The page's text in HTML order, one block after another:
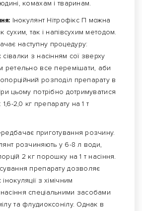
комахам і тваринам.
Інокулянт Нітрофікс П можна
сухим, так і напівсухим методом.
наступну процедуру:
з насінням сої зверху
ретельно все перемішати, аби
розподіл препарату в
цьому потрібно дотримуватися
2,0 кг препарату на 1 т
приготування розчину.
розчиняють у 6-8 л води,
2 кг порошку на 1 т насіння.
препарату дозволяє
з хімічним
спеціальними засобами
та флудиоксонілу. Однак в